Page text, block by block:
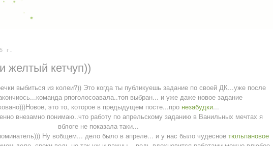
г.
желтый кетчуп))
выбиться из колеи?)) Это когда ты публикуешь задание по своей ДК...уже после
рпоголосоавала..топ выбран... и уже даже новое задание
это то, которое в предыдущем посте...про незабудки...
внезамно понимаю..что работу по апрельскому заданию в Ванильных мечтах я
вблоге не показала таки...
Ну вобщем... дело было в апреле... и у нас было чудесное тюльпановое